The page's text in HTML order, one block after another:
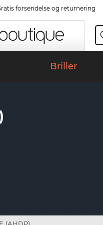
forsendelse og returnering
Briller